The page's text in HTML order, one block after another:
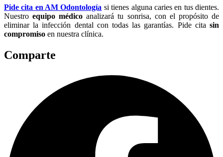
Pide cita en AM Odontología si tienes alguna caries en tus dientes.
Nuestroequipo médico analizará tu sonrisa, con el propósito de
eliminar la infección dental con todas las garantías. Pide cita sin
compromiso en nuestra clínica.
Comparte